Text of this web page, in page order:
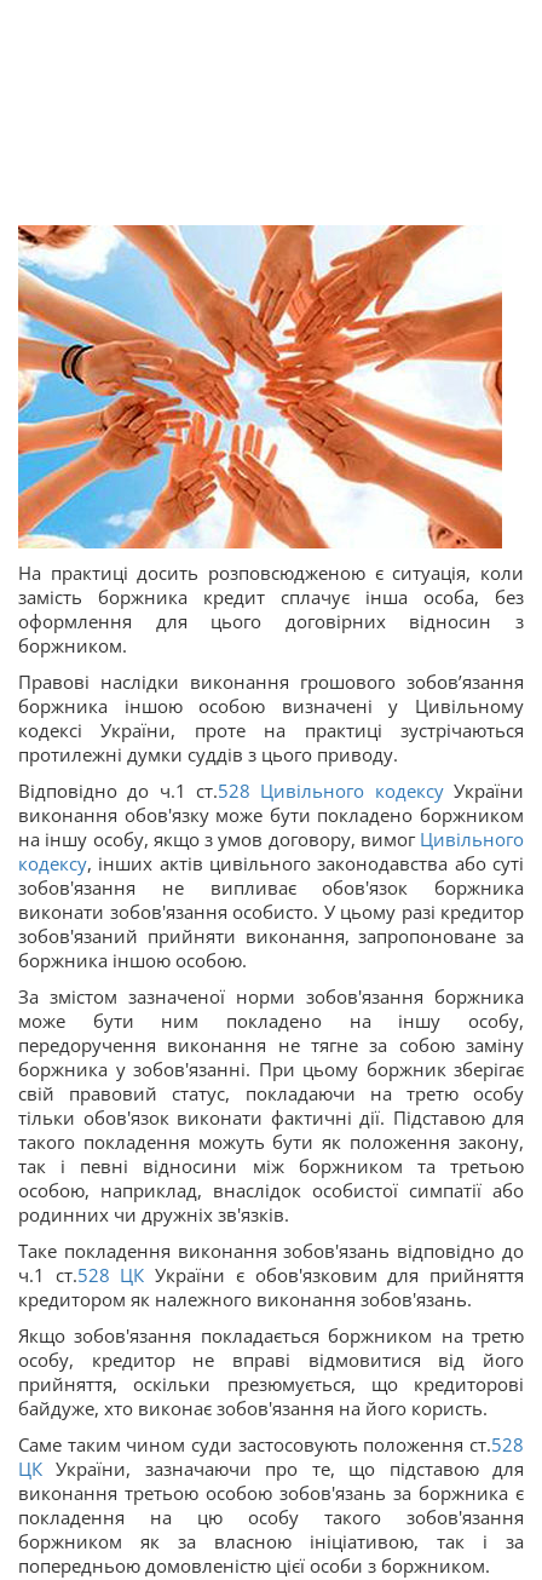
На практиці досить розповсюдженою є ситуація, коли
замість боржника кредит сплачує інша особа, без
оформлення для цього договірних відносин з
боржником.
Правові наслідки виконання грошового зобов’язання
боржника іншою особою визначені у Цивільному
кодексі України, проте на практиці зустрічаються
протилежні думки суддів з цього приводу.
Відповідно до ч.1 ст.528 Цивільного кодексуУкраїни
виконання обов'язку може бути покладено боржником
на іншу особу, якщо з умов договору, вимог Цивільного
кодексу, інших актів цивільного законодавства або суті
зобов'язання не випливає обов'язок боржника
виконати зобов'язання особисто. У цьому разі кредитор
зобов'язаний прийняти виконання, запропоноване за
боржника іншою особою.
За змістом зазначеної норми зобов'язання боржника
може бути ним покладено на іншу особу,
передоручення виконання не тягне за собою заміну
боржника у зобов'язанні. При цьому боржник зберігає
свій правовий статус, покладаючи на третю особу
тільки обов'язок виконати фактичні дії. Підставою для
такого покладення можуть бути як положення закону,
так і певні відносини між боржником та третьою
особою, наприклад, внаслідок особистої симпатії або
родинних чи дружніх зв'язків.
Таке покладення виконання зобов'язань відповідно до
ч.1 ст.528 ЦК України є обов'язковим для прийняття
кредитором як належного виконання зобов'язань.
Якщо зобов'язання покладається боржником на третю
особу, кредитор не вправі відмовитися від його
прийняття, оскільки презюмується, що кредиторові
байдуже, хто виконає зобов'язання на його користь.
Саме таким чином суди застосовують положення ст.528
ЦК України, зазначаючи про те, що підставою для
виконання третьою особою зобов'язань за боржника є
покладення на цю особу такого зобов'язання
боржником як за власною ініціативою, так і за
попередньою домовленістю цієї особи з боржником.